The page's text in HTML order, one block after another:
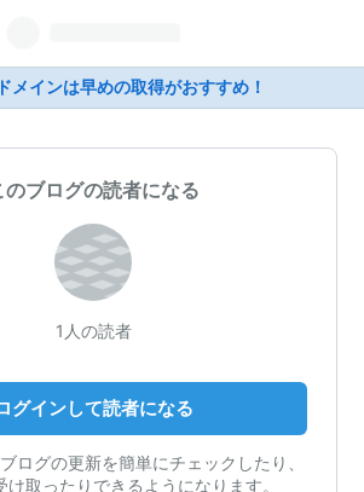
メインは早めの取得がおすすめ！
のブログの読者になる
1人の読者
グインして読者になる
ログの更新を簡単にチェックしたり、
け取ったりできるようになります。